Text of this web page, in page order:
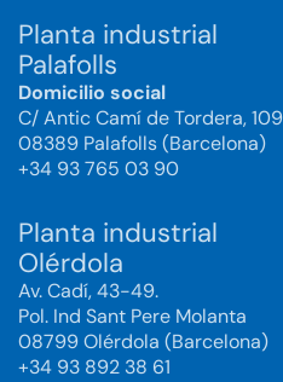
Planta industrial
Palafolls
Domicilio social
C/ Antic Camí de Tordera,
08389 Palafolls (Barcelona)
+34 93 765 03 90
Planta industrial
Olérdola
Av. Cadí, 43-49.
Pol. Ind Sant Pere Molanta
08799 Olérdola (Barcelona)
+34 93 892 38 61